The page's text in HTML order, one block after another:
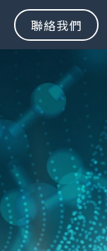
聯絡我們